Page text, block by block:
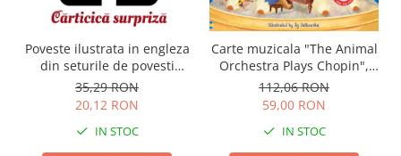
Poveste ilustrata in engleza
din seturile de povesti
Usborne
35,29 RON
20,12 RON
IN STOC
Carte muzicala "The Animal
Orchestra Plays Chopin",
cartonata, Usborne
112,06 RON
59,00 RON
IN STOC